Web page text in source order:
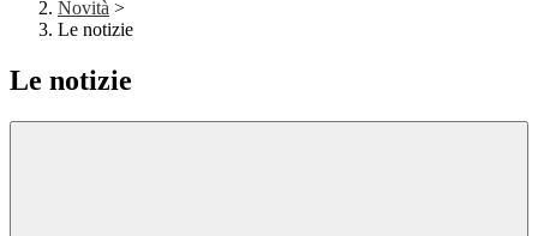
Novità >
Le notizie
Le notizie